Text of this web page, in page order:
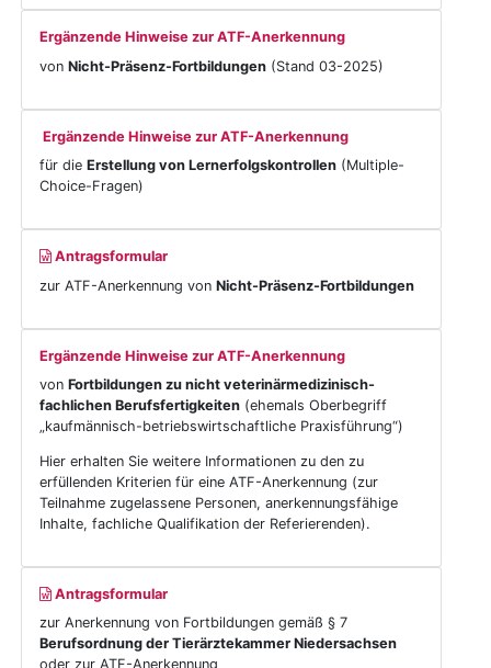
Ergänzende Hinweise zur ATF-Anerkennung
vonNicht-Präsenz-Fortbildungen (Stand 03-2025)
Ergänzende Hinweise zur ATF-Anerkennung
für dieErstellung von Lernerfolgskontrollen (Multiple-
Choice-Fragen)
Antragsformular
zur ATF-Anerkennung vonNicht-Präsenz-Fortbildungen
Ergänzende Hinweise zur ATF-Anerkennung
vonFortbildungen zu nicht veterinärmedizinisch-
fachlichen Berufsfertigkeiten (ehemals Oberbegriff
„kaufmännisch-betriebswirtschaftliche Praxisführung“)
Hier erhalten Sie weitere Informationen zu den zu
erfüllenden Kriterien für eine ATF-Anerkennung (zur
Teilnahme zugelassene Personen, anerkennungsfähige
Inhalte, fachliche Qualifikation der Referierenden).
Antragsformular
zur Anerkennung von Fortbildungen gemäß § 7
Berufsordnung der Tierärztekammer Niedersachsen
oder zur ATF-Anerkennung